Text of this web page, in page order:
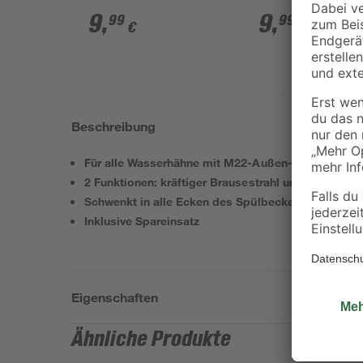
9,99 € 9,99
Beschreibung
Für alle Wasserhähne mit M22-Außen- und M24-
2 Funktionen: kräftiger Brausestrahl und luftiger
Schwenkt in alle Ecken des Spülbeckens
Inklusive Spareinsatz
Eigenschaften
Ähnliche Produkte